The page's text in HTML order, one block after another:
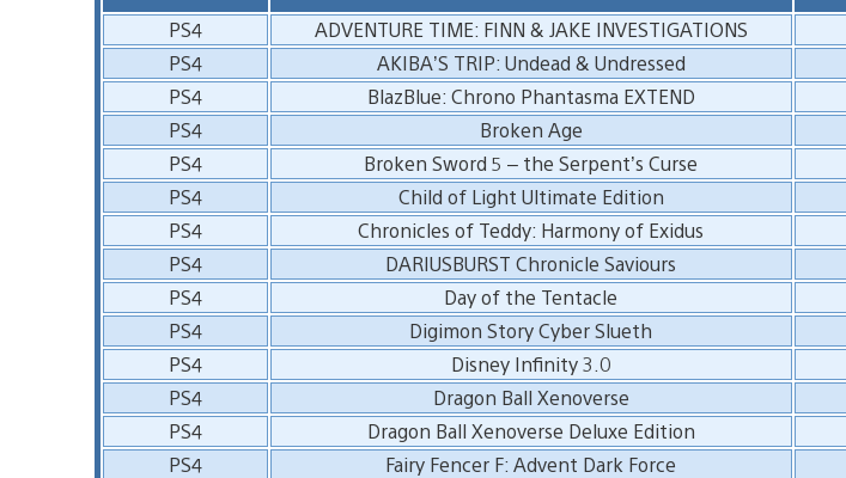
PS4 ADVENTURE TIME: FINN & JAKE INVESTIGATIONS
PS4
AKIBA’S TRIP: Undead & Undressed
PS4
BlazBlue: Chrono Phantasma EXTEND
PS4
Broken Age
PS4
Broken Sword 5 – the Serpent’s Curse
PS4
Child of Light Ultimate Edition
PS4
Chronicles of Teddy: Harmony of Exidus
PS4
DARIUSBURST Chronicle Saviours
PS4
Day of the Tentacle
PS4
Digimon Story Cyber Slueth
PS4
Disney Infinity 3.0
PS4
Dragon Ball Xenoverse
PS4
Dragon Ball Xenoverse Deluxe Edition
PS4
Fairy Fencer F: Advent Dark Force